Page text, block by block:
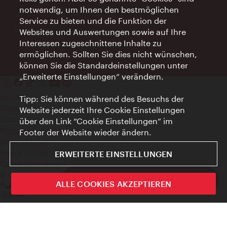
ivie - Die offizielle City Guide App
Ort:
concierge.wien.info
Öffnungszeiten:
Informationen rund um die Uhr
Kontakt
Impressum
Datenschutz
Nutzungsbedingungen
Barrierefreiheit
Cookie Einstellungen
© Copyright WienTourismus
notwendig, um Ihnen den bestmöglichen
Service zu bieten und die Funktion der
Websites und Auswertungen sowie auf Ihre
Interessen zugeschnittene Inhalte zu
ermöglichen. Sollten Sie dies nicht wünschen,
können Sie die Standardeinstellungen unter
„Erweiterte Einstellungen“ verändern.
Tipp: Sie können während des Besuchs der
Website jederzeit Ihre Cookie Einstellungen
über den Link “Cookie Einstellungen” im
Footer der Website wieder ändern.
ERWEITERTE EINSTELLUNGEN
ALLE COOKIES AKZEPTIEREN